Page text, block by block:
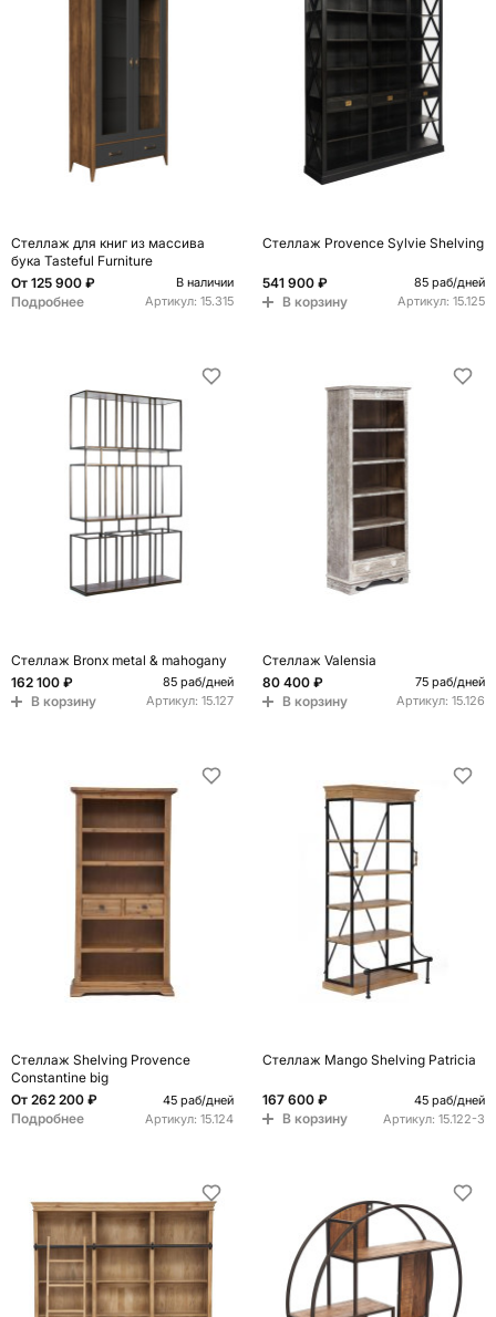
Стеллаж для книг из массива
бука Tasteful Furniture
От 125 900 ₽ В наличии
Подробнее Артикул: 15.315
Стеллаж Provence Sylvie Shelving
541 900 ₽ 85 раб/дней
В корзину Артикул: 15.125
Стеллаж Bronx metal & mahogany
162 100 ₽
85 раб/дней
В корзину Артикул: 15.127
Стеллаж Valensia
80 400 ₽
75 раб/дней
В корзину Артикул: 15.126
Стеллаж Shelving Provence
Constantine big
От 262 200 ₽ 45 раб/дней
Подробнее Артикул: 15.124
Стеллаж Mango Shelving Patricia
167 600 ₽ 45 раб/дней
В корзину Артикул: 15.122-3